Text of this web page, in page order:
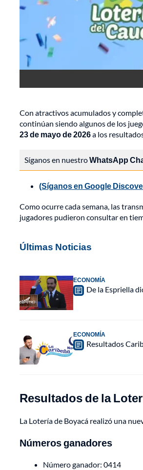
Con atractivos acumulados y
continúan siendo algunos de los
23 de mayo de 2026a los
Síganos en nuestroWhatsApp
(Síganos en Google
Como ocurre cada semana, las
jugadores pudieron consultar en
Últimas Noticias
ECONOMÍA
De la Espriella
ECONOMÍA
Resultados
Resultados de la
La Lotería de Boyacá realizó una
Números ganadores
Número ganador: 0414